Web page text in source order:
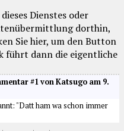
#1 von Katsugo am 9.
"Datt ham wa schon immer